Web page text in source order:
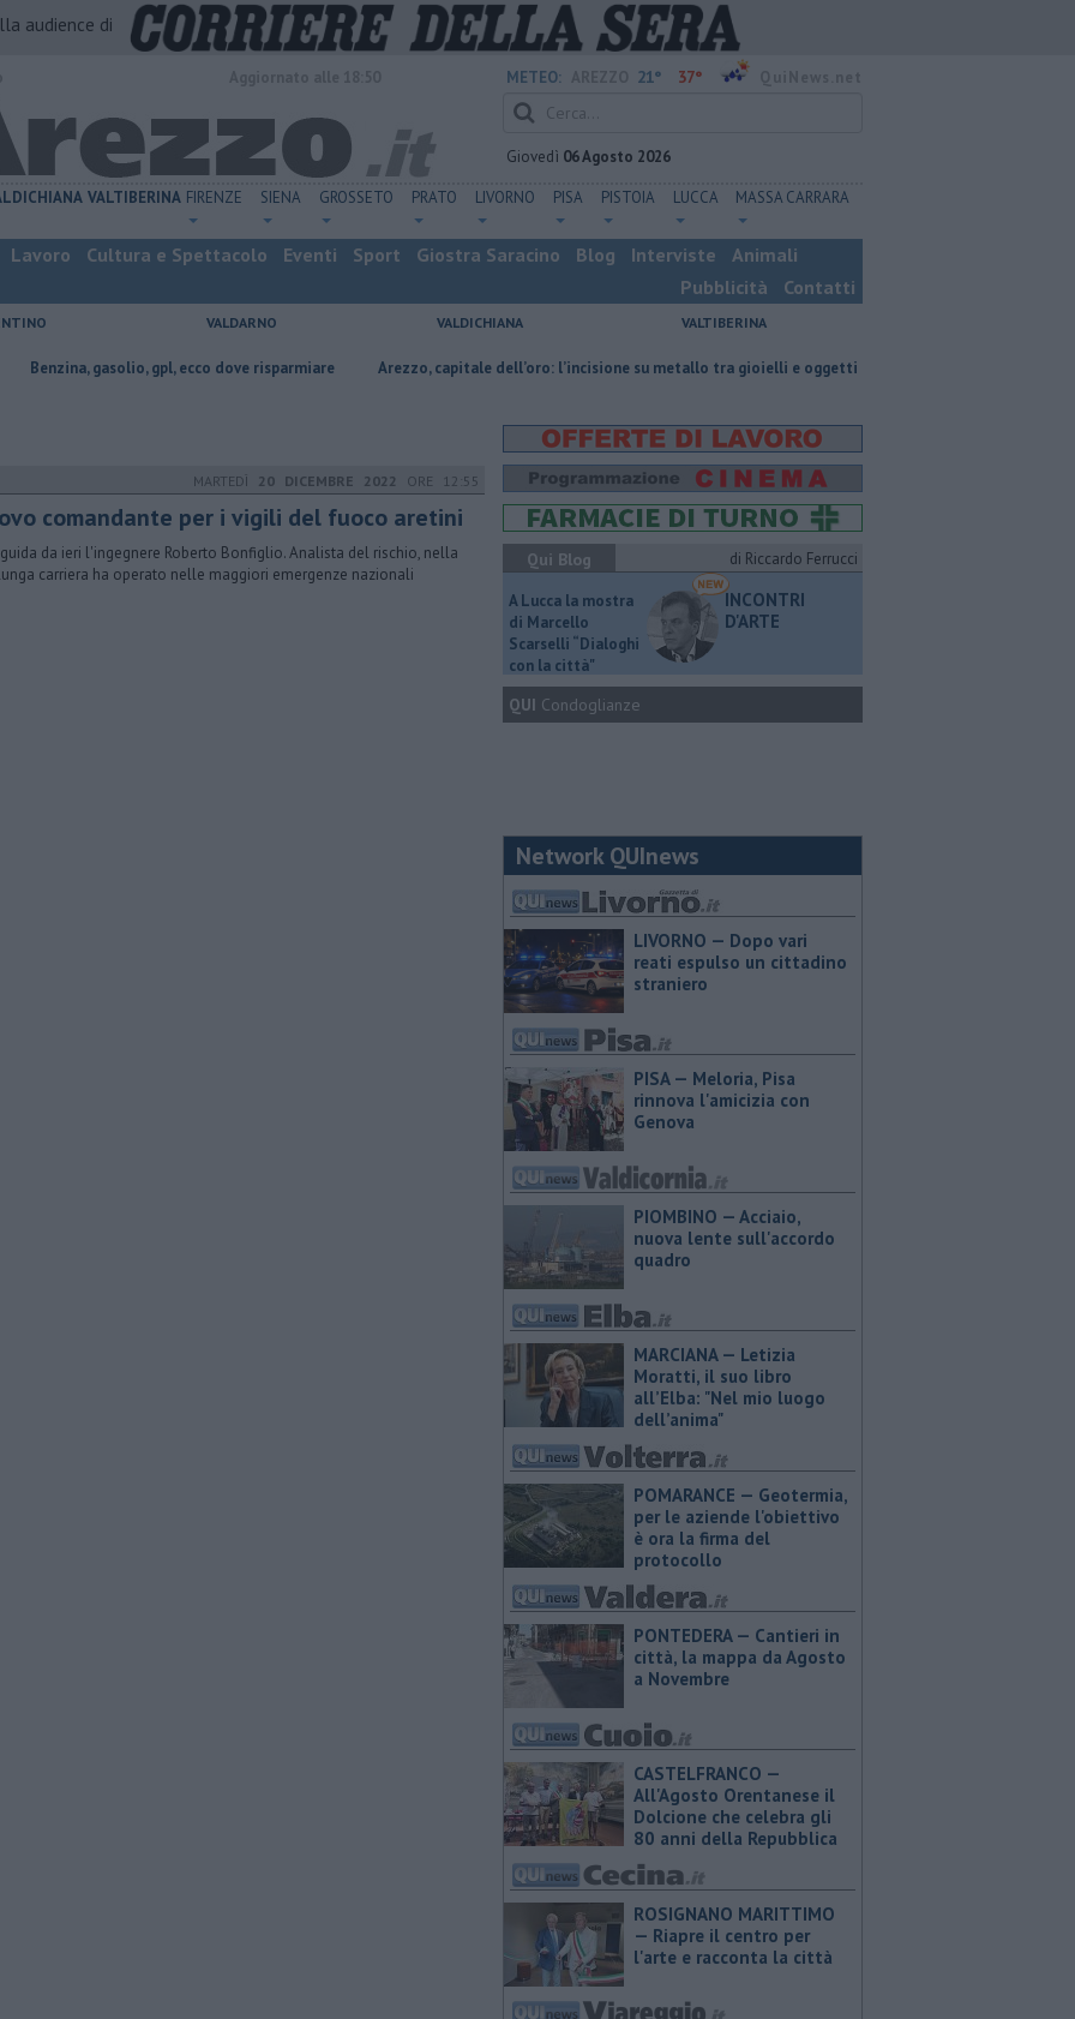
audience di
METEO: 21° 37°
Giovedì 06 Agosto 2026
VALTIBERINA FIRENZE SIENA GROSSETO PRATO LIVORNO PISA PISTOIA LUCCA MASSA CARRARA
Lavoro Cultura e Spettacolo Eventi Sport Giostra Saracino Blog Interviste
Animali
Pubblicità
Contatti
VALDARNO VALDICHIANA VALTIBERINA
gpl, ecco dove risparmiare Arezzo, capitale dell’oro: l’incisione su metallo tra gioielli e oggetti personalizzati
MARTEDÌ 20 DICEMBRE 2022 ORE 12:55
comandante per i vigili del fuoco aretini
da ieri l'ingegnere Roberto Bonfiglio. Analista del rischio, nella
carriera ha operato nelle maggiori emergenze nazionali
Qui Blog di Riccardo Ferrucci
A Lucca la mostra
di Marcello
Scarselli “Dialoghi
con la città"
INCONTRI
D'ARTE
QUI Condoglianze
Network QUInews
LIVORNO — Dopo vari
reati espulso un cittadino
straniero
PISA — Meloria, Pisa
rinnova l'amicizia con
Genova
PIOMBINO — Acciaio,
nuova lente sull'accordo
quadro
MARCIANA — ​Letizia
Moratti, il suo libro
all’Elba: "Nel mio luogo
dell’anima"
POMARANCE — Geotermia,
per le aziende l'obiettivo
è ora la firma del
protocollo
PONTEDERA — Cantieri in
città, la mappa da Agosto
a Novembre
CASTELFRANCO —
All'Agosto Orentanese il
Dolcione che celebra gli
80 anni della Repubblica
ROSIGNANO MARITTIMO
— Riapre il centro per
l'arte e racconta la città